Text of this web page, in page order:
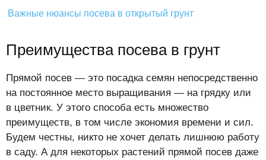
Важные нюансы посева в открытый грунт
Преимущества посева в грунт
Прямой посев — это посадка семян непосредственно
на постоянное место выращивания — на грядку или
в цветник. У этого способа есть множество
преимуществ, в том числе экономия времени и сил.
Будем честны, никто не хочет делать лишнюю работу
в саду. А для некоторых растений прямой посев даже